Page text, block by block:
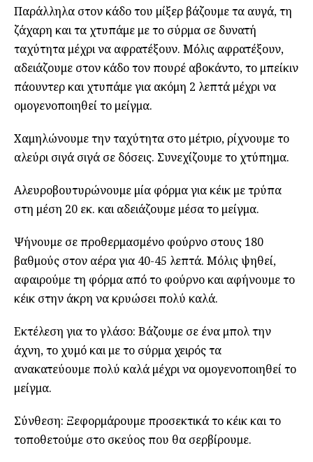
Παράλληλα στον κάδο του μίξερ βάζουμε τα αυγά, τη
ζάχαρη και τα χτυπάμε με το σύρμα σε δυνατή
ταχύτητα μέχρι να αφρατέξουν. Μόλις αφρατέξουν,
αδειάζουμε στον κάδο τον πουρέ αβοκάντο, το μπείκιν
πάουντερ και χτυπάμε για ακόμη 2 λεπτά μέχρι να
ομογενοποιηθεί το μείγμα.
Χαμηλώνουμε την ταχύτητα στο μέτριο, ρίχνουμε το
αλεύρι σιγά σιγά σε δόσεις. Συνεχίζουμε το χτύπημα.
Αλευροβουτυρώνουμε μία φόρμα για κέικ με τρύπα
στη μέση 20 εκ. και αδειάζουμε μέσα το μείγμα.
Ψήνουμε σε προθερμασμένο φούρνο στους 180
βαθμούς στον αέρα για 40-45 λεπτά. Μόλις ψηθεί,
αφαιρούμε τη φόρμα από το φούρνο και αφήνουμε το
κέικ στην άκρη να κρυώσει πολύ καλά.
Εκτέλεση για το γλάσο: Βάζουμε σε ένα μπολ την
άχνη, το χυμό και με το σύρμα χειρός τα
ανακατεύουμε πολύ καλά μέχρι να ομογενοποιηθεί το
μείγμα.
Σύνθεση: Ξεφορμάρουμε προσεκτικά το κέικ και το
τοποθετούμε στο σκεύος που θα σερβίρουμε.